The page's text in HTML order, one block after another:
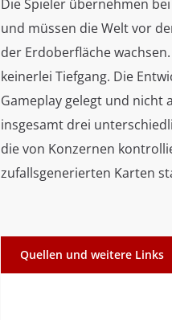
Die Spieler übernehmen
und müssen die Welt vor
der Erdoberfläche
keinerlei Tiefgang. Die
Gameplay gelegt und nicht
insgesamt drei
die von Konzernen
zufallsgenerierten Karten
Quellen und weitere Links